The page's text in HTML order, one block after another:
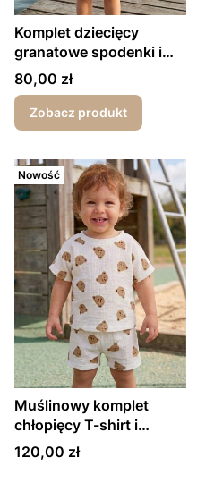
Komplet dziecięcy
granatowe spodenki i
biały T-shirt kotwica
Cena
80,00 zł
Zobacz produkt
Nowość
Muślinowy komplet
chłopięcy T-shirt i
krótkie spodenki mordki
Cena
120,00 zł